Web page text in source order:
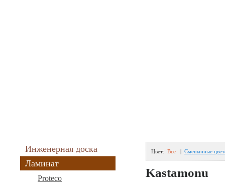
Инженерная доска
Ламинат
Proteco
Цвет: Все | Смешанные
Kastamonu